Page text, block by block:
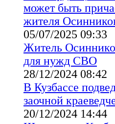
может быть
жителя
05/07/2025 09:33
Житель
для нужд СВО
28/12/2024 08:42
В Кузбассе
заочной
20/12/2024 14:44